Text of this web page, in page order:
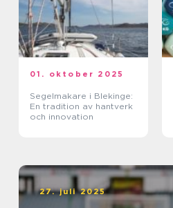
01. oktober 2025
Segelmakare i Blekinge:
En tradition av hantverk
och innovation
27. juli 2025